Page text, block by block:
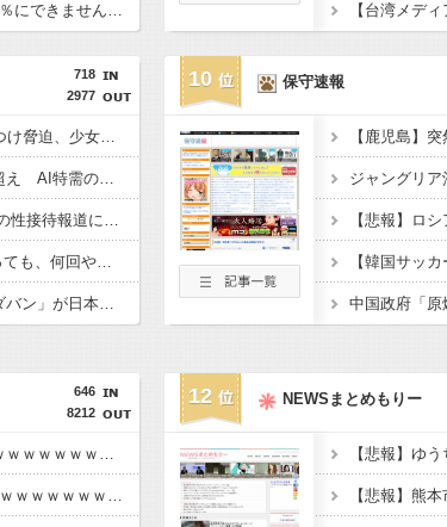
【悲報】財務省「レジ都合で消費税を0％にできません！」 → X民「指定ゴミ袋を買ってレシート見たら消費税はゼロになるんだけど？」ｗｗｗｗｗｗｗｗｗｗｗｗｗｗ 【台湾メデ
718
2977
「14歳の少年に挿入を…」性器に火をつけ脅迫、少女達はモップで…657人が死亡した韓国“最悪の人権侵害”のおぞましすぎる実態
韓国と台湾の輸出額、ともに初の日本超え AI特需の恩恵で差 26年上期
【東スポ】 韓国サッカー協会 審判への性接待報道にＳＮＳ紛糾「徹底追及」「２００２年はどうなの？」
【Money1】 韓国「信用赦免を何回やっても、何回やっても」⇒ 257万人赦免したのに60万人がまた延滞者に転落！
韓国の人気コーヒーチェーン「ペクスダバン」が日本初上陸！東京・新橋に1号店オープン
10 保守速報
中国政府「原
646
8212
【画像】日本のライオンさん、溶けるｗｗｗｗｗｗｗｗｗｗｗｗｗｗ
【悲報】Jリーグさん、誰も観ないｗｗｗｗｗｗｗｗｗｗｗｗｗｗｗｗｗ
12 NEWSまとめもりー
【悲報】熊